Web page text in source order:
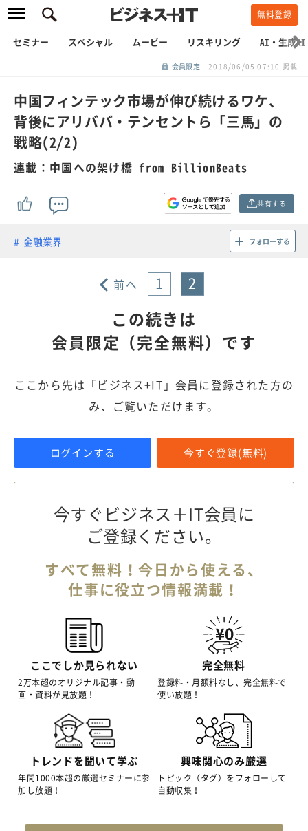
無料登録
セミナー スペシャル ムービー リスキリング AI・生成AI
会員限定 2018/06/05 07:10 掲載
中国フィンテック市場が伸び続けるワケ、
背後にアリババ・テンセントら「三馬」の
戦略(2/2)
連載：中国への架け橋 from BillionBeats
共有する
金融業界 フォローする
前へ 1 2
この続きは
会員限定（完全無料）です
ここから先は「ビジネス+IT」会員に登録された方の
み、ご覧いただけます。
ログインする 今すぐ登録(無料)
今すぐビジネス＋IT会員に
ご登録ください。
すべて無料！今日から使える、
仕事に役立つ情報満載！
ここでしか見られない
2万本超のオリジナル記事・動
画・資料が見放題！
完全無料
登録料・月額料なし、完全無料で
使い放題！
トレンドを聞いて学ぶ
年間1000本超の厳選セミナーに参
加し放題！
興味関心のみ厳選
トピック（タグ）をフォローして
自動収集！